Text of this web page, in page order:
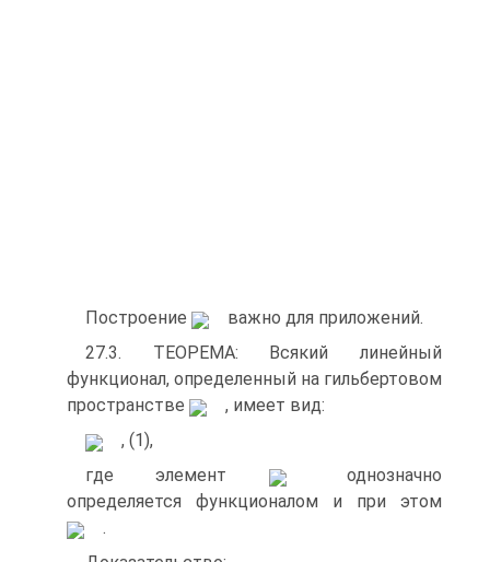
Построение
важно для приложений.
27.3. ТЕОРЕМА: Всякий линейный
функционал, определенный на гильбертовом
пространстве
, имеет вид:
, (1),
где элемент
однозначно
определяется функционалом и при этом
.